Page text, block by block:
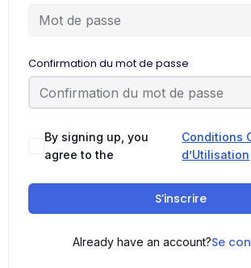
Confirmation du mot de passe
By signing up, you
agree to the
Conditions
d’Utilisation
S’inscrire
Already have an account?Se